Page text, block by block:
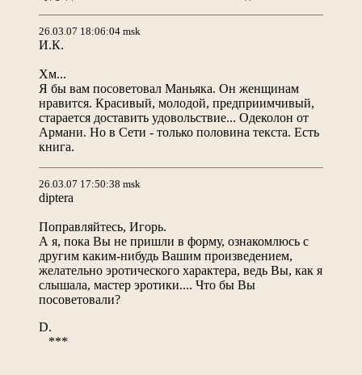
26.03.07 18:06:04 msk
И.К.
Хм...
Я бы вам посоветовал Маньяка. Он женщинам
нравится. Красивый, молодой, предприимчивый,
старается доставить удовольствие... Одеколон от
Армани. Но в Сети - только половина текста. Есть
книга.
26.03.07 17:50:38 msk
diptera
Поправляйтесь, Игорь.
А я, пока Вы не пришли в форму, ознакомлюсь с
другим каким-нибудь Вашим произведением,
желательно эротического характера, ведь Вы, как я
слышала, мастер эротики.... Что бы Вы
посоветовали?
D.
***